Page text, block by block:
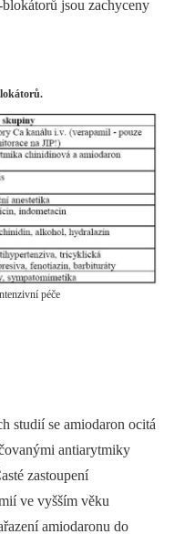
jsou zachyceny
péče
studií se amiodaron ocitá
antiarytmiky
zastoupení
ve vyšším věku
amiodaronu do